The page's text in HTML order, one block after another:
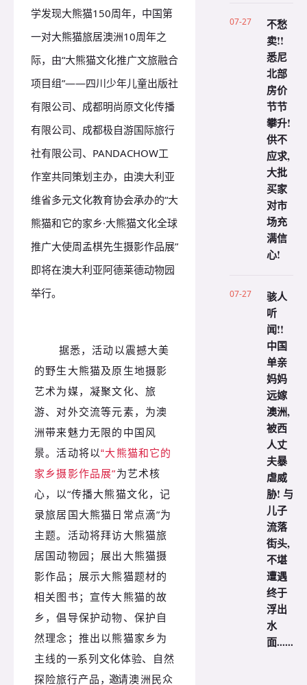
学发现大熊猫150周年，中国第
一对大熊猫旅居澳洲10周年之
际，由“大熊猫文化推广文旅融合
项目组”——四川少年儿童出版社
有限公司、成都明尚原文化传播
有限公司、成都极自游国际旅行
社有限公司、PANDACHOW工
作室共同策划主办，由澳大利亚
维省多元文化教育协会承办的“大
熊猫和它的家乡·大熊猫文化全球
推广大使周孟棋先生摄影作品展”
即将在澳大利亚阿德莱德动物园
举行。
据悉，活动以震撼大美
的野生大熊猫及原生地摄影
艺术为媒，凝聚文化、旅
游、对外交流等元素，为澳
洲带来魅力无限的中国风
景。活动将以“大熊猫和它的
家乡摄影作品展”为艺术核
心， 以“传播大熊猫文化，记
录旅居国大熊猫日常点滴”为
主题。活动将拜访大熊猫旅
居国动物园；展出大熊猫摄
影作品；展示大熊猫题材的
相关图书；宣传大熊猫的故
乡，倡导保护动物、保护自
然理念；推出以熊猫家乡为
主线的一系列文化体验、自然
探险旅行产品 ，邀请澳洲民众
07-27
不愁
卖!!
悉尼
北部
房价
节节
攀升!
供不
应求,
大批
买家
对市
场充
满信
心!
07-27
骇人
听
闻!!
中国
单亲
妈妈
远嫁
澳洲,
被西
人丈
夫暴
虐威
胁! 与
儿子
流落
街头,
不堪
遭遇
终于
浮出
水
面......